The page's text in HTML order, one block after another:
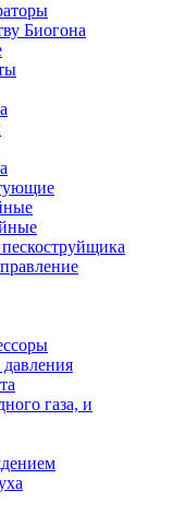
Биогона
газа, и